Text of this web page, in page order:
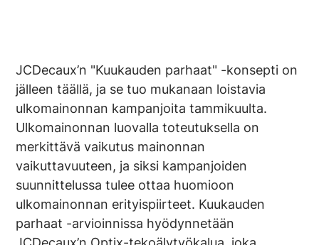
JCDecaux’n "Kuukauden parhaat" -konsepti on
jälleen täällä, ja se tuo mukanaan loistavia
ulkomainonnan kampanjoita tammikuulta.
Ulkomainonnan luovalla toteutuksella on
merkittävä vaikutus mainonnan
vaikuttavuuteen, ja siksi kampanjoiden
suunnittelussa tulee ottaa huomioon
ulkomainonnan erityispiirteet. Kuukauden
parhaat -arvioinnissa hyödynnetään